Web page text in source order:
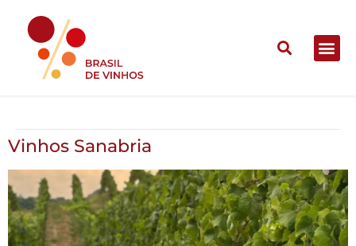
Vinhos Sanabria
Vinhos Sanabria